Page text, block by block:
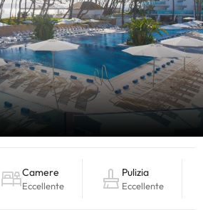
Camere
Eccellente
Pulizia
Eccellente